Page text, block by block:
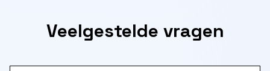
Veelgestelde vragen